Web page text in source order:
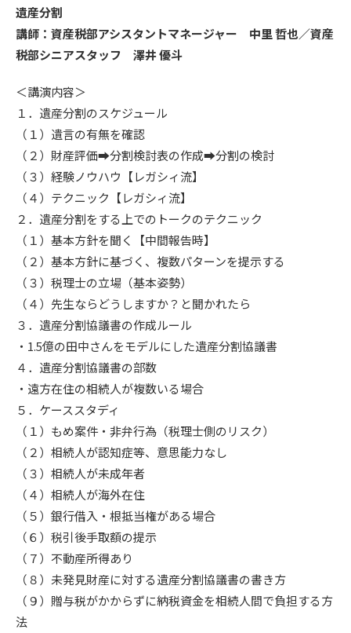
遺産分割
講師：資産税部アシスタントマネージャー 中里 哲也／資産
税部シニアスタッフ 澤井 優斗
＜講演内容＞
１．遺産分割のスケジュール
（１）遺言の有無を確認
（２）財産評価➡分割検討表の作成➡分割の検討
（３）経験ノウハウ【レガシィ流】
（４）テクニック【レガシィ流】
２．遺産分割をする上でのトークのテクニック
（１）基本方針を聞く【中間報告時】
（２）基本方針に基づく、複数パターンを提示する
（３）税理士の立場（基本姿勢）
（４）先生ならどうしますか？と聞かれたら
３．遺産分割協議書の作成ルール
・1.5億の田中さんをモデルにした遺産分割協議書
４．遺産分割協議書の部数
・遠方在住の相続人が複数いる場合
５．ケーススタディ
（１）もめ案件・非弁行為（税理士側のリスク）
（２）相続人が認知症等、意思能力なし
（３）相続人が未成年者
（４）相続人が海外在住
（５）銀行借入・根抵当権がある場合
（６）税引後手取額の提示
（７）不動産所得あり
（８）未発見財産に対する遺産分割協議書の書き方
（９）贈与税がかからずに納税資金を相続人間で負担する方
法